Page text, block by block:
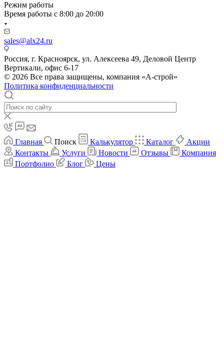
Режим работы
Время работы с 8:00 до 20:00
sales@alx24.ru
Россия, г. Красноярск, ул. Алексеева 49, Деловой Центр
Вертикали, офис 6-17
© 2026 Все права защищены, компания «А-строй»
Политика конфиденциальности
Главная Поиск Калькулятор Каталог
Акции
Контакты
Услуги Новости Отзывы
Компания
Портфолио
Блог Цены